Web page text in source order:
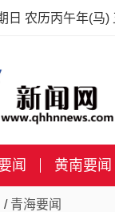
日 农历丙午年(马)
闻 黄南要闻
/ 青海要闻